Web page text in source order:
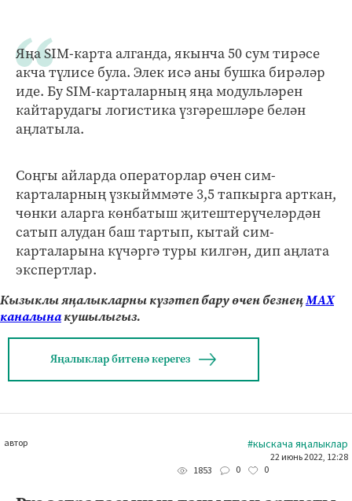
Яңа SIM-карта алганда, якынча 50 сум тирәсе
акча түлисе була. Элек исә аны бушка бирәләр
иде. Бу SIM-карталарның яңа модульләрен
кайтарудагы логистика үзгәрешләре белән
аңлатыла.
Соңгы айларда операторлар өчен сим-
карталарның үзкыйммәте 3,5 тапкырга арткан,
чөнки аларга көнбатыш җитештерүчеләрдән
сатып алудан баш тартып, кытай сим-
карталарына күчәргә туры килгән, дип аңлата
экспертлар.
Кызыклы яңалыкларны күзәтеп бару өчен безнеңМАХ
каналынакушылыгыз.
Яңалыклар битенә керегез
автор #кыскача яңалыклар
22 июнь 2022, 12:28
1853
0 0